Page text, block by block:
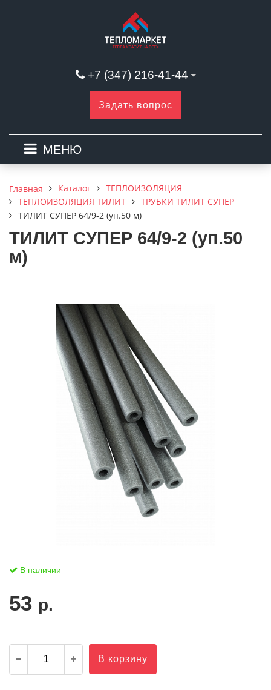
+7 (347) 216-41-44
Задать вопрос
МЕНЮ
Главная Каталог
ТЕПЛОИЗОЛЯЦИЯ
ТЕПЛОИЗОЛЯЦИЯ ТИЛИТ
ТРУБКИ ТИЛИТ СУПЕР
ТИЛИТ СУПЕР 64/9-2 (уп.50 м)
ТИЛИТ СУПЕР 64/9-2 (уп.50
м)
В наличии
53 р.
В корзину